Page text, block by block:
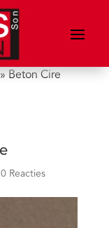
Beton Cire
0 Reacties